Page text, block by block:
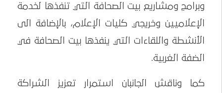
وبرامج ومشاريع بيت الصحافة التي تنفذها لخدمة
الإعلاميين وخريجي كليات الإعلام، بالإضافة الى
الأنشطة واللقاءات التي ينفذها بيت الصحافة في
الضفة الغربية.
كما وناقش الجانبان استمرار تعزيز الشراكة